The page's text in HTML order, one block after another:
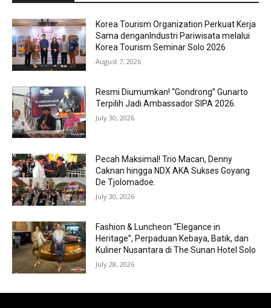
Korea Tourism Organization Perkuat Kerja
Sama denganIndustri Pariwisata melalui
Korea Tourism Seminar Solo 2026
August 7, 2026
Resmi Diumumkan! “Gondrong” Gunarto
Terpilih Jadi Ambassador SIPA 2026.
July 30, 2026
Pecah Maksimal! Trio Macan, Denny
Caknan hingga NDX AKA Sukses Goyang
De Tjolomadoe.
July 30, 2026
Fashion & Luncheon “Elegance in
Heritage”, Perpaduan Kebaya, Batik, dan
Kuliner Nusantara di The Sunan Hotel Solo
July 28, 2026